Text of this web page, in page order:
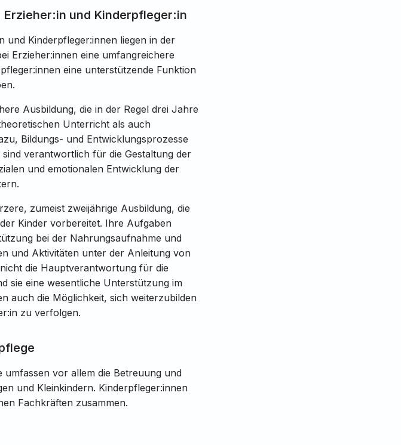
und Kinderpfleger:in
und Kinderpfleger:innen liegen in der
Erzieher:innen eine umfangreichere
eine unterstützende Funktion
Ausbildung, die in der Regel drei Jahre
Unterricht als auch
Bildungs- und Entwicklungsprozesse
verantwortlich für die Gestaltung der
und emotionalen Entwicklung der
zumeist zweijährige Ausbildung, die
Kinder vorbereitet. Ihre Aufgaben
bei der Nahrungsaufnahme und
und Aktivitäten unter der Anleitung von
die Hauptverantwortung für die
sie eine wesentliche Unterstützung im
auch die Möglichkeit, sich weiterzubilden
zu verfolgen.
vor allem die Betreuung und
und Kleinkindern. Kinderpfleger:innen
Fachkräften zusammen.